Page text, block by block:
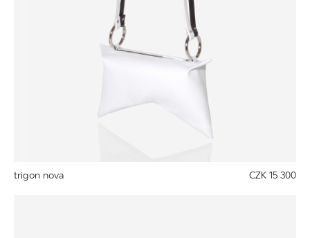
trigon nova CZK 15 300